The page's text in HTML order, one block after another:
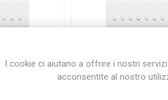
I cookie ci aiutano a offrire i nostri
acconsentite al nostro